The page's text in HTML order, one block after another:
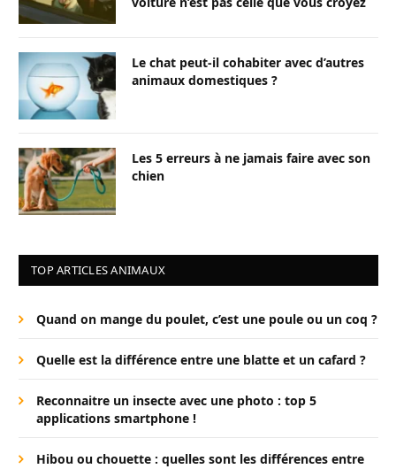
Le chat peut-il cohabiter avec d’autres
animaux domestiques ?
Les 5 erreurs à ne jamais faire avec son
chien
TOP ARTICLES ANIMAUX
Quand on mange du poulet, c’est une poule ou un coq ?
Quelle est la différence entre une blatte et un cafard ?
Reconnaitre un insecte avec une photo : top 5
applications smartphone !
Hibou ou chouette : quelles sont les différences entre